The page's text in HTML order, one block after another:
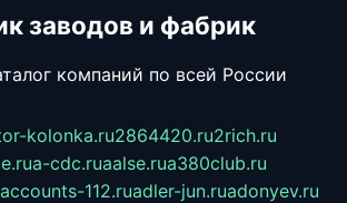
заводов и фабрик
компаний по всей России
kolonka.ru2864420.ru2rich.ru
a-cdc.ruaalse.rua380club.ru
accounts-112.ruadler-jun.ruadonyev.ru